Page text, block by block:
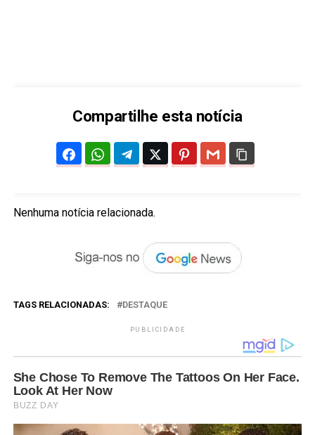
Compartilhe esta notícia
Nenhuma notícia relacionada.
TAGS RELACIONADAS: DESTAQUE
PUBLICIDADE